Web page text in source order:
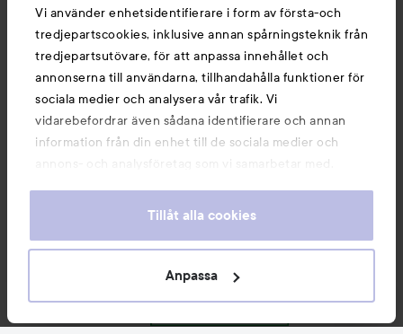
Vi använder enhetsidentifierare i form av första-och
tredjepartscookies, inklusive annan spårningsteknik från
tredjepartsutövare, för att anpassa innehållet och
annonserna till användarna, tillhandahålla funktioner för
sociala medier och analysera vår trafik. Vi
vidarebefordrar även sådana identifierare och annan
information från din enhet till de sociala medier och
annons- och analysföretag som vi samarbetar med.
information som du har tillhandahållit eller som de har
våra cookies vid fortsatt användande av vår webbplats.
För information om hur du kan ändra inställningarna för
Tillåt alla cookies
Anpassa
Du kanske också gillar
E-handel av Avensia